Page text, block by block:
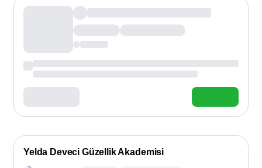
Yelda Deveci Güzellik Akademisi